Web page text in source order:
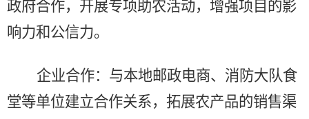
政府合作，开展专项助农活动，增强项目的影
响力和公信力。
企业合作：与本地邮政电商、消防大队食
堂等单位建立合作关系，拓展农产品的销售渠